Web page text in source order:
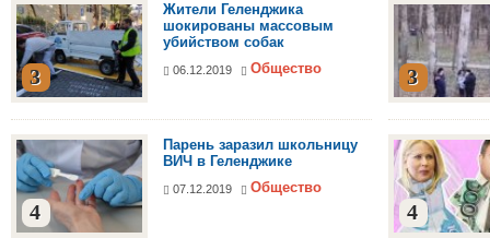
3
Жители Геленджика
шокированы массовым
убийством собак
06.12.2019 Общество
4
Парень заразил школьницу
ВИЧ в Геленджике
07.12.2019 Общество
3
4